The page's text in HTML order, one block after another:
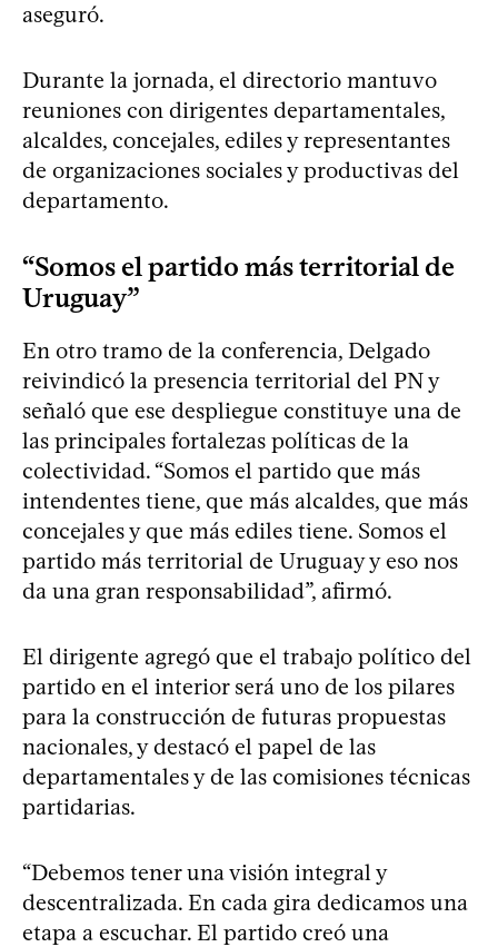
aseguró.
Durante la jornada, el directorio mantuvo
reuniones con dirigentes departamentales,
alcaldes, concejales, ediles y representantes
de organizaciones sociales y productivas del
departamento.
“Somos el partido más territorial de
Uruguay”
En otro tramo de la conferencia, Delgado
reivindicó la presencia territorial del PN y
señaló que ese despliegue constituye una de
las principales fortalezas políticas de la
colectividad. “Somos el partido que más
intendentes tiene, que más alcaldes, que más
concejales y que más ediles tiene. Somos el
partido más territorial de Uruguay y eso nos
da una gran responsabilidad”, afirmó.
El dirigente agregó que el trabajo político del
partido en el interior será uno de los pilares
para la construcción de futuras propuestas
nacionales, y destacó el papel de las
departamentales y de las comisiones técnicas
partidarias.
“Debemos tener una visión integral y
descentralizada. En cada gira dedicamos una
etapa a escuchar. El partido creó una